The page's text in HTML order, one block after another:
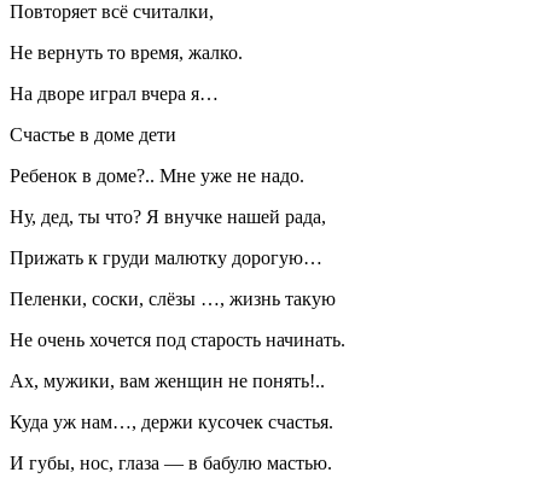
Повторяет всё считалки,
Не вернуть то время, жалко.
На дворе играл вчера я…
Счастье в доме дети
Ребенок в доме?.. Мне уже не надо.
Ну, дед, ты что? Я внучке нашей рада,
Прижать к груди малютку дорогую…
Пеленки, соски, слёзы …, жизнь такую
Не очень хочется под старость начинать.
Ах, мужики, вам женщин не понять!..
Куда уж нам…, держи кусочек счастья.
И губы, нос, глаза — в бабулю мастью.